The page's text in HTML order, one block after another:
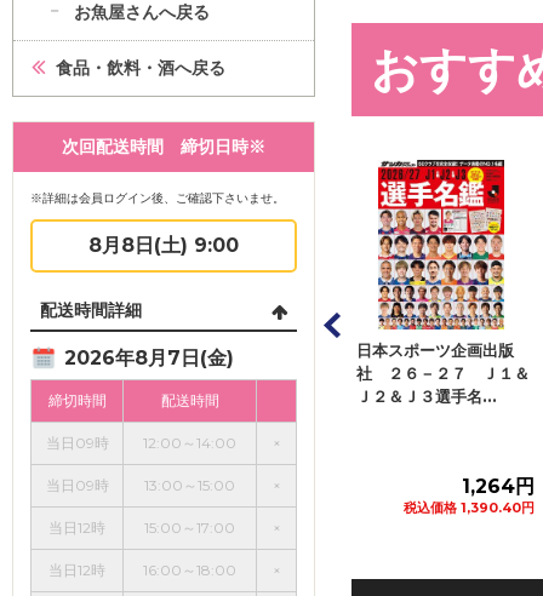
お魚屋さんへ戻る
食品・飲料・酒へ戻る
次回配送時間 締切日時※
※詳細は会員ログイン後、ご確認下さいませ。
8月8日(土) 9:00
配送時間詳細
2026年8月7日(金)
締切時間 配送時間
当日09時 12:00～14:00 ×
当日09時 13:00～15:00 ×
当日12時 15:00～17:00 ×
当日12時 16:00～18:00 ×
おすす
ト・コレクショ
ジャパン くまの
ん楽しい...
272円
税込価格 299.20円
日本スポーツ企画出版
社 ２６－２７ Ｊ１＆
Ｊ２＆Ｊ３選手名...
1,264円
税込価格 1,390.40円
日本スポーツ企画出版
社 ２６－２７ Ｊ１＆
Ｊ２＆Ｊ ハンデ...
1,073
税込価格 1,180.30